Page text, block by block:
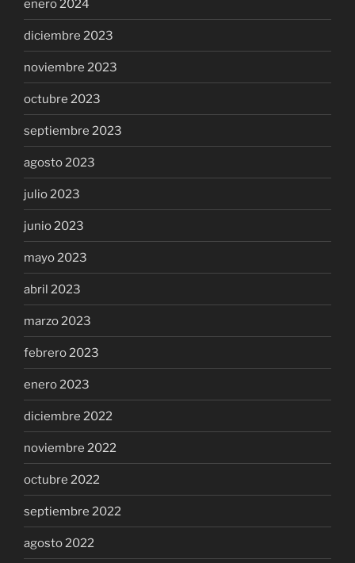
enero 2024
diciembre 2023
noviembre 2023
octubre 2023
septiembre 2023
agosto 2023
julio 2023
junio 2023
mayo 2023
abril 2023
marzo 2023
febrero 2023
enero 2023
diciembre 2022
noviembre 2022
octubre 2022
septiembre 2022
agosto 2022